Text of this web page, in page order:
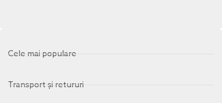
Cele mai populare
Transport și retururi